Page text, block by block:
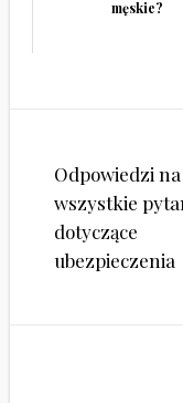
męskie?
Nawigacja
wpisu
Odpowiedzi na
wszystkie
dotyczące
ubezpieczenia